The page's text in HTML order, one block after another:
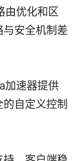
由优化和区
安全机制差
加速器提供
自定义控制